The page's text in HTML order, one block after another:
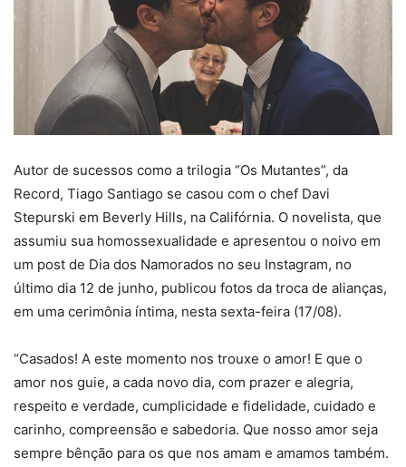
Autor de sucessos como a trilogia “Os Mutantes”, da
Record, Tiago Santiago se casou com o chef Davi
Stepurski em Beverly Hills, na Califórnia. O novelista, que
assumiu sua homossexualidade e apresentou o noivo em
um post de Dia dos Namorados no seu Instagram, no
último dia 12 de junho, publicou fotos da troca de alianças,
em uma cerimônia íntima, nesta sexta-feira (17/08).
“Casados! A este momento nos trouxe o amor! E que o
amor nos guie, a cada novo dia, com prazer e alegria,
respeito e verdade, cumplicidade e fidelidade, cuidado e
carinho, compreensão e sabedoria. Que nosso amor seja
sempre bênção para os que nos amam e amamos também.